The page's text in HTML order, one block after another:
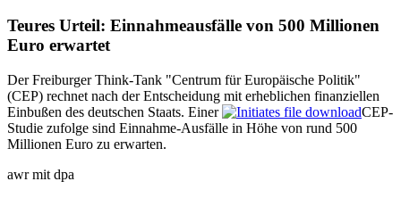
Teures Urteil: Einnahmeausfälle von 500 Millionen
Euro erwartet
Der Freiburger Think-Tank "Centrum für Europäische Politik"
(CEP) rechnet nach der Entscheidung mit erheblichen finanziellen
Einbußen des deutschen Staats. Einer
CEP-
Studie zufolge sind Einnahme-Ausfälle in Höhe von rund 500
Millionen Euro zu erwarten.
awr mit dpa